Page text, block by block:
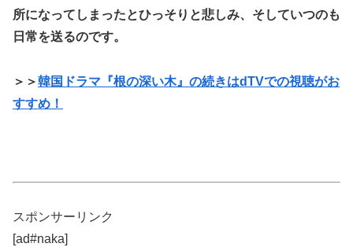
所になってしまったとひっそりと悲しみ、そしていつのも
日常を送るのです。
＞＞韓国ドラマ『根の深い木』の続きはdTVでの視聴がお
すすめ！
スポンサーリンク
[ad#naka]